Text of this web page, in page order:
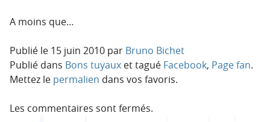
A moins que…
Publié le 15 juin 2010 par Bruno Bichet
Publié dans Bons tuyaux et tagué Facebook, Page fan.
Mettez le permalien dans vos favoris.
Les commentaires sont fermés.